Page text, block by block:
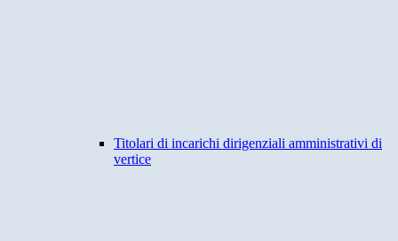
Titolari di incarichi dirigenziali amministrativi di
vertice